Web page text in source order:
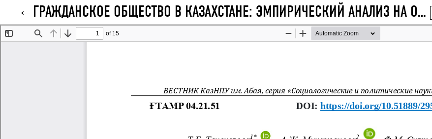
ГРАЖДАНСКОЕ ОБЩЕСТВО В КАЗАХСТАНЕ: ЭМПИРИЧЕСКИЙ АНАЛИЗ НА ОСНОВЕ ПЕРСПЕКТИВ ПРЕДСТАВИТЕЛЕЙ МАЛОГО БИЗНЕСА